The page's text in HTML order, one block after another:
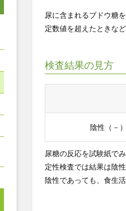
尿に含まれるブドウ糖
定数値を超えたときな
検査結果の見方
陰性（－
尿糖の反応を試験紙で
定性検査では結果は陰
陰性であっても、食生